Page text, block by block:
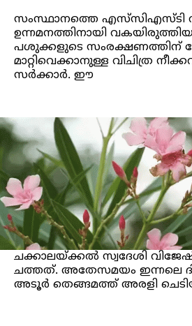
സംസ്ഥാനത്തെ എസ്‌സിഎസ്ടി
ഉന്നമനത്തിനായി
പശുക്കളുടെ സംരക്ഷണത്തിന്
മാറ്റിവെക്കാനുള്ള വിചിത്ര
സര്‍ക്കാര്‍. ഈ
ചക്കാലയ്ക്കൽ സ്വദേശി
ചത്തത്. അതേസമയം ഇന്നലെ
അടൂർ തെങ്ങമത്ത് അരളി